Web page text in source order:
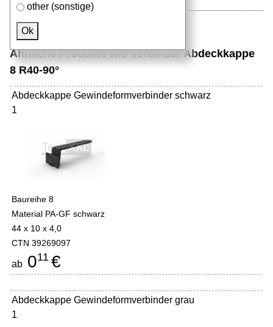
other (sonstige)
Ok
Ähnliche Produkte wie Verbinder Abdeckkappe
8 R40-90°
Abdeckkappe Gewindeformverbinder schwarz
1
Baureihe 8
Material PA-GF schwarz
44 x 10 x 4,0
CTN 39269097
ab 011 €
Abdeckkappe Gewindeformverbinder grau
1